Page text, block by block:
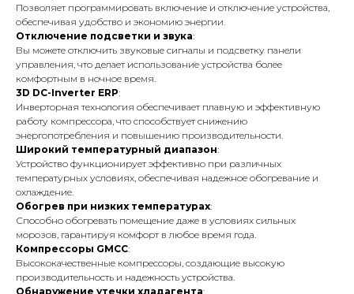
Позволяет программировать включение и отключение устройства,
обеспечивая удобство и экономию энергии.
Отключение подсветки и звука:
Вы можете отключить звуковые сигналы и подсветку панели
управления, что делает использование устройства более
комфортным в ночное время.
3D DC-Inverter ERP:
Инверторная технология обеспечивает плавную и эффективную
работу компрессора, что способствует снижению
энергопотребления и повышению производительности.
Широкий температурный диапазон:
Устройство функционирует эффективно при различных
температурных условиях, обеспечивая надежное обогревание и
охлаждение.
Обогрев при низких температурах:
Способно обогревать помещение даже в условиях сильных
морозов, гарантируя комфорт в любое время года.
Компрессоры GMCC:
Высококачественные компрессоры, создающие высокую
производительность и надежность устройства.
Обнаружение утечки хладагента: